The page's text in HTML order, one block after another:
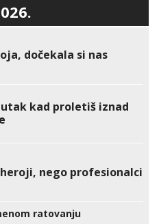
dočekala si nas
kad proletiš iznad
nego profesionalci
ratovanju